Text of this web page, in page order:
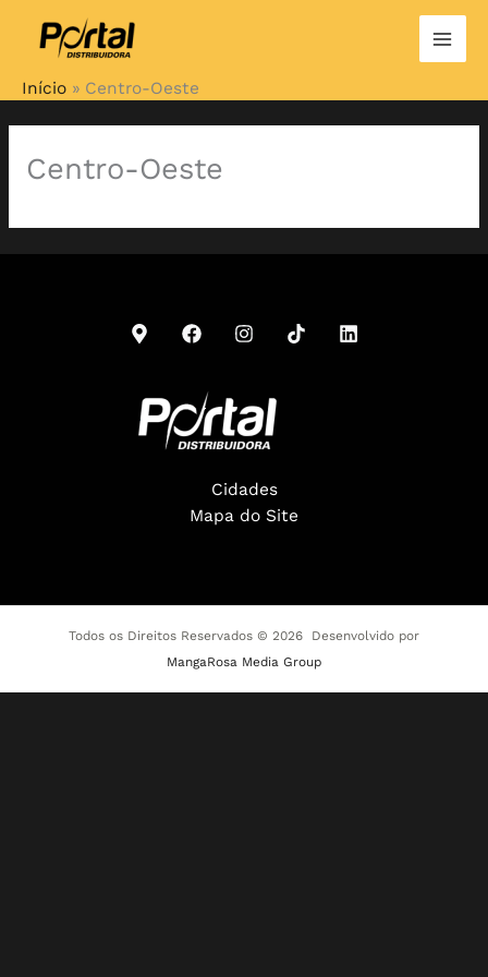
conteúdo
Início Centro-Oeste
Centro-Oeste
Cidades
Mapa do Site
Todos os Direitos Reservados © 2026 Desenvolvido por
MangaRosa Media Group